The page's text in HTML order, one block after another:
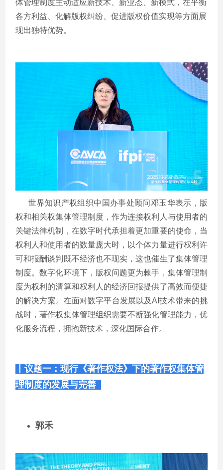
体管理制度主动适应新技术、新业态、新模式，在平衡
各方利益、化解版权纠纷、促进版权价值实现等方面展
现出独特优势。
世界知识产权组织中国办事处顾问邓玉华表示，版
权和相关权集体管理制度，作为连接权利人与使用者的
关键法律机制，在数字时代承担着更加重要的使命，当
权利人和使用者的数量庞大时，以个体力量进行权利许
可和报酬谈判既不经济也不现实，这也催生了集体管理
制度。数字化环境下，版权问题更为棘手，集体管理制
度为权利的清算和权利人的经济回报提供了高效而便捷
的解决方案。在面对数字平台发展以及AI技术带来的挑
战时，著作权集体管理组织需要不断强化管理能力，优
化服务流程，拥抱新技术，深化国际合作。
丨议题一：现行《著作权法》下的著作权集体管
理制度的发展与完善
郭禾